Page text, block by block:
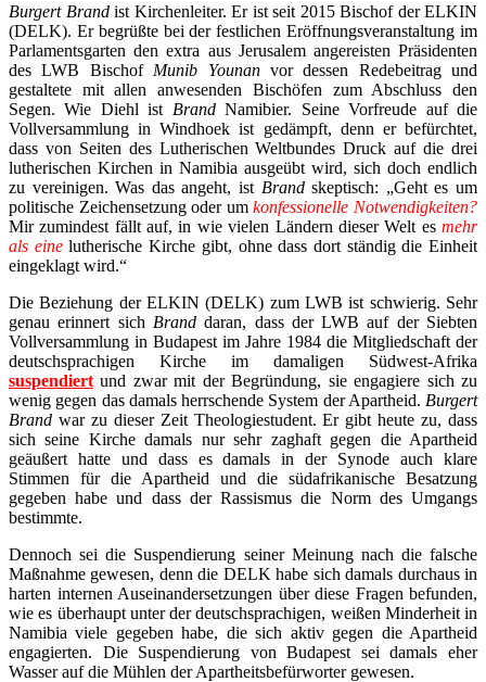
Burgert Brandist Kirchenleiter. Er ist seit 2015 Bischof der ELKIN
(DELK). Er begrüßte bei der festlichen Eröffnungsveranstaltung im
Parlamentsgarten den extra aus Jerusalem angereisten Präsidenten
des LWB Bischof Munib Younanvor dessen Redebeitrag und
gestaltete mit allen anwesenden Bischöfen zum Abschluss den
Segen. Wie Diehl ist BrandNamibier. Seine Vorfreude auf die
Vollversammlung in Windhoek ist gedämpft, denn er befürchtet,
dass von Seiten des Lutherischen Weltbundes Druck auf die drei
lutherischen Kirchen in Namibia ausgeübt wird, sich doch endlich
zu vereinigen. Was das angeht, ist Brandskeptisch: „Geht es um
politische Zeichensetzung oder umkonfessionelle Notwendigkeiten?
Mir zumindest fällt auf, in wie vielen Ländern dieser Welt es mehr
als einelutherische Kirche gibt, ohne dass dort ständig die Einheit
eingeklagt wird.“
Die Beziehung der ELKIN (DELK) zum LWB ist schwierig. Sehr
genau erinnert sich Branddaran, dass der LWB auf der Siebten
Vollversammlung in Budapest im Jahre 1984 die Mitgliedschaft der
deutschsprachigen Kirche im damaligen Südwest-Afrika
suspendiert und zwar mit der Begründung, sie engagiere sich zu
wenig gegen das damals herrschende System der Apartheid. Burgert
Brand war zu dieser Zeit Theologiestudent. Er gibt heute zu, dass
sich seine Kirche damals nur sehr zaghaft gegen die Apartheid
geäußert hatte und dass es damals in der Synode auch klare
Stimmen für die Apartheid und die südafrikanische Besatzung
gegeben habe und dass der Rassismus die Norm des Umgangs
bestimmte.
Dennoch sei die Suspendierung seiner Meinung nach die falsche
Maßnahme gewesen, denn die DELK habe sich damals durchaus in
harten internen Auseinandersetzungen über diese Fragen befunden,
wie es überhaupt unter der deutschsprachigen, weißen Minderheit in
Namibia viele gegeben habe, die sich aktiv gegen die Apartheid
engagierten. Die Suspendierung von Budapest sei damals eher
Wasser auf die Mühlen der Apartheitsbefürworter gewesen.